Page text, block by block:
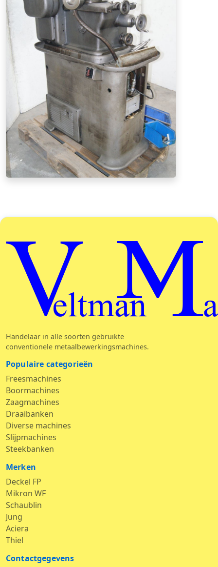
Veltman
Handelaar in alle soorten gebruikte
conventionele metaalbewerkingsmachines.
Populaire categorieën
Freesmachines
Boormachines
Zaagmachines
Draaibanken
Diverse machines
Slijpmachines
Steekbanken
Merken
Deckel FP
Mikron WF
Schaublin
Jung
Aciera
Thiel
Contactgegevens